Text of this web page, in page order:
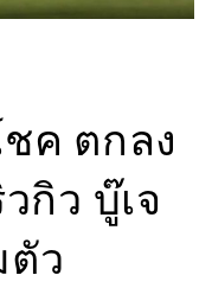
ชค ตกลง
กิว บู๊เจ
ว